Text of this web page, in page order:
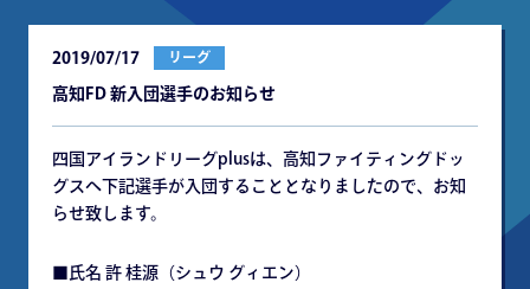
2019/07/17 リーグ
高知FD 新入団選手のお知らせ
四国アイランドリーグplusは、高知ファイティングドッ
グスへ下記選手が入団することとなりましたので、お知
らせ致します。
■氏名 許 桂源（シュウ グィエン）